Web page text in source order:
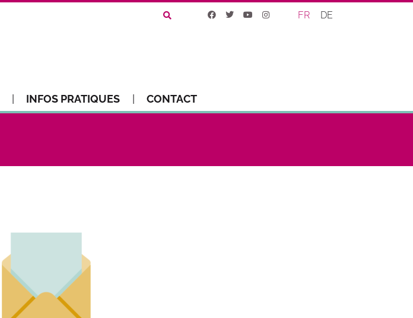
FR DE
INFOS PRATIQUES CONTACT